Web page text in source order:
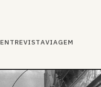
ENTREVISTAVIAGEM